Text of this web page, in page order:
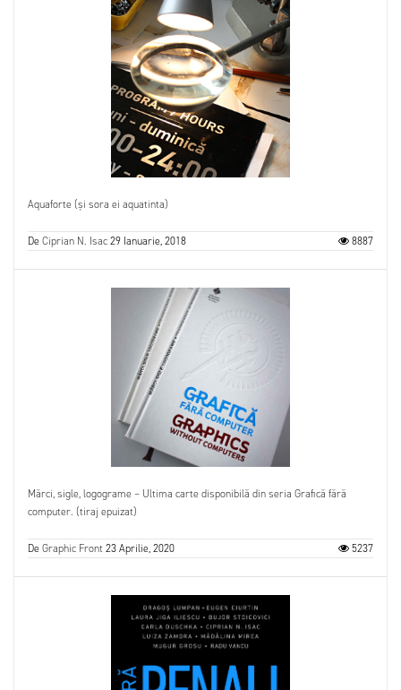
Aquaforte (și sora ei aquatinta)
DeCiprian N. Isac29 Ianuarie, 2018 8887
Mărci, sigle, logograme – Ultima carte disponibilă din seria Grafică fără
computer. (tiraj epuizat)
DeGraphic Front23 Aprilie, 2020 5237